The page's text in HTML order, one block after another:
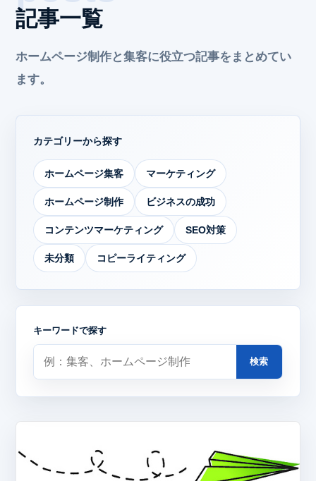
記事一覧
ホームページ制作と集客に役立つ記事をまとめてい
ます。
カテゴリーから探す
ホームページ集客 マーケティング
ホームページ制作 ビジネスの成功
コンテンツマーケティング SEO対策
未分類 コピーライティング
キーワードで探す
検索